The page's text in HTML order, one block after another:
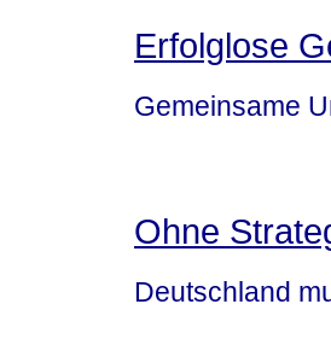
Erfolglose
Gemeinsame
Ohne
Deutschland